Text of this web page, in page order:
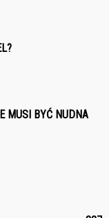
MUSI BYĆ NUDNA